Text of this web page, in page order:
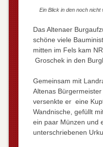
Ein Blick in den noch nicht
Das Altenaer
schöne viele
mitten im Fels kam
Groschek in den
Gemeinsam mit
Altenas
versenkte er eine
Wandnische, gefüllt
ein paar Münzen und
unterschriebenen